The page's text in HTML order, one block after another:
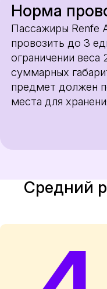
Норма
Пассажиры Renfe
провозить до 3
ограничении веса
суммарных
предмет должен
места для
Средний